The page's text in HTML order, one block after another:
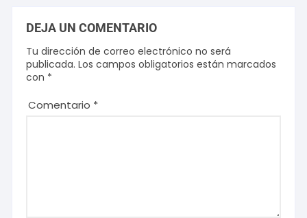
DEJA UN COMENTARIO
Tu dirección de correo electrónico no será
publicada. Los campos obligatorios están marcados
con *
Comentario *